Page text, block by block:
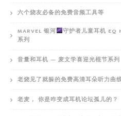
六个烧友必备的免费音频工具等
MARVEL 银河
守护者儿童耳机
系列
音量和耳机 — 麦文学喜迎光棍节系列
老烧见了就躲的免费高清耳朵听力曲
老麦， 你是咋变成耳机论坛孤儿的？